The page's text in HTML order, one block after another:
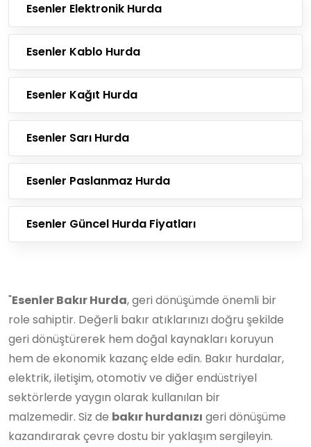
Esenler Elektronik Hurda
Esenler Kablo Hurda
Esenler Kağıt Hurda
Esenler Sarı Hurda
Esenler Paslanmaz Hurda
Esenler Güncel Hurda Fiyatları
"Esenler Bakır Hurda, geri dönüşümde önemli bir
role sahiptir. Değerli bakır atıklarınızı doğru şekilde
geri dönüştürerek hem doğal kaynakları koruyun
hem de ekonomik kazanç elde edin. Bakır hurdalar,
elektrik, iletişim, otomotiv ve diğer endüstriyel
sektörlerde yaygın olarak kullanılan bir
malzemedir. Siz de bakır hurdanızı geri dönüşüme
kazandırarak çevre dostu bir yaklaşım sergileyin.